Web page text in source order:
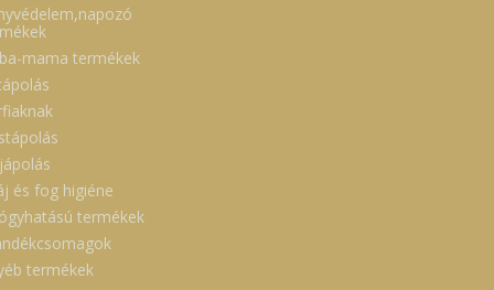
mama termékek
és fog higiéne
termékek
termékek